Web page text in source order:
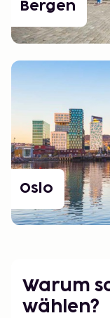
Bergen
Oslo
Warum
wählen?